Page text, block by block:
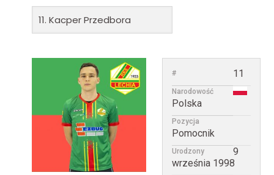
# 11
Narodowość
Polska
Pozycja
Pomocnik
Urodzony
9
września 1998